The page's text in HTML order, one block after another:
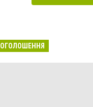
ОГОЛОШЕННЯ